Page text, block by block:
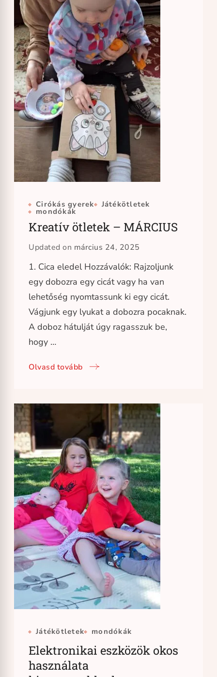
Cirókás gyerek Játékötletek
mondókák
Kreatív ötletek – MÁRCIUS
Updated on március 24, 2025
1. Cica eledel Hozzávalók: Rajzoljunk
egy dobozra egy cicát vagy ha van
lehetőség nyomtassunk ki egy cicát.
Vágjunk egy lyukat a dobozra pocaknak.
A doboz hátulját úgy ragasszuk be,
hogy …
Olvasd tovább
Játékötletek mondókák
Elektronikai eszközök okos
használata